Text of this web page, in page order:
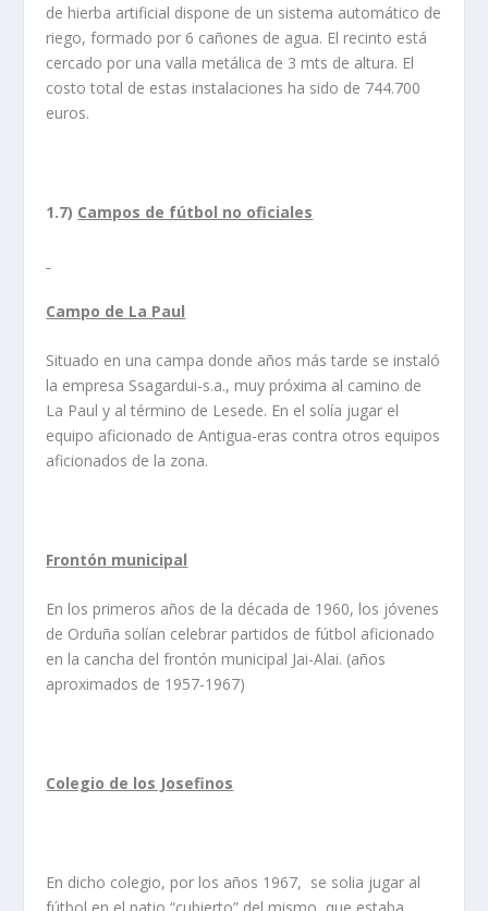
de hierba artificial dispone de un sistema automático de
riego, formado por 6 cañones de agua. El recinto está
cercado por una valla metálica de 3 mts de altura. El
costo total de estas instalaciones ha sido de 744.700
euros.
1.7) Campos de fútbol no oficiales
Campo de La Paul
Situado en una campa donde años más tarde se instaló
la empresa Ssagardui-s.a., muy próxima al camino de
La Paul y al término de Lesede. En el solía jugar el
equipo aficionado de Antigua-eras contra otros equipos
aficionados de la zona.
Frontón municipal
En los primeros años de la década de 1960, los jóvenes
de Orduña solían celebrar partidos de fútbol aficionado
en la cancha del frontón municipal Jai-Alai. (años
aproximados de 1957-1967)
Colegio de los Josefinos
En dicho colegio, por los años 1967, se solia jugar al